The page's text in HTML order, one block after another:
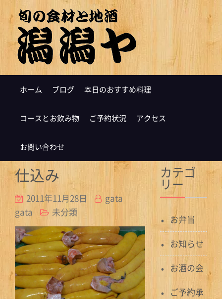
ホーム ブログ 本日のおすすめ料理
コースとお飲み物 ご予約状況 アクセス
お問い合わせ
仕込み
2011年11月28日
gata
gata
未分類
カテゴ
リー
お弁当
お知らせ
お酒の会
ご予約承